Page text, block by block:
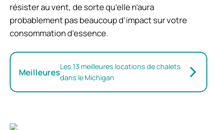
résister au vent, de sorte qu’elle n’aura
probablement pas beaucoup d’impact sur votre
consommation d’essence.
MeilleuresLes 13 meilleures locations de chalets
dans le Michigan